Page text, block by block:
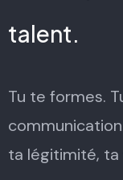
talent.
Tu te formes.
ta légitimité, ta